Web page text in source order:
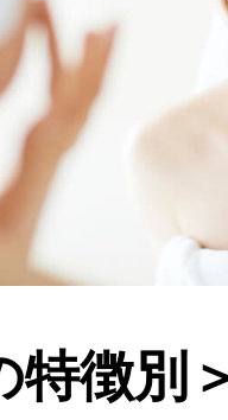
特徴別